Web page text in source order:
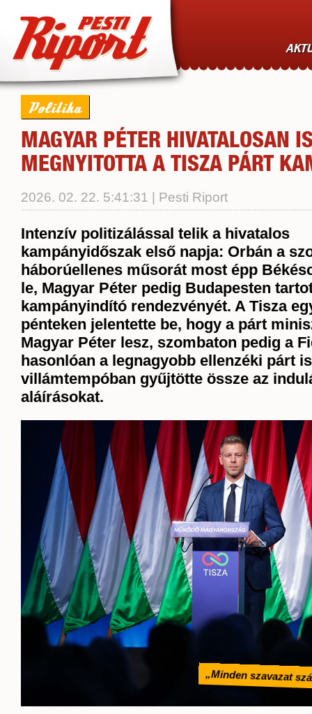
Politika
MAGYAR PÉTER HIVATALOSAN
MEGNYITOTTA A TISZA PÁRT
2026. 02. 22. 5:41:31 | Pesti Riport
Intenzív politizálással telik a hivatalos
kampányidőszak első napja: Orbán a
háborúellenes műsorát most épp
le, Magyar Péter pedig Budapesten
kampányindító rendezvényét. A Tisza
pénteken jelentette be, hogy a párt
Magyar Péter lesz, szombaton pedig a
hasonlóan a legnagyobb ellenzéki párt is
villámtempóban gyűjtötte össze az
aláírásokat.
„Minden szavazat